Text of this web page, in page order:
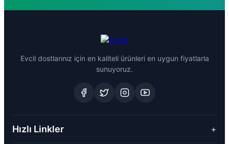
Evcil dostlarınız için en kaliteli ürünleri en uygun fiyatlarla
sunuyoruz.
Hızlı Linkler +